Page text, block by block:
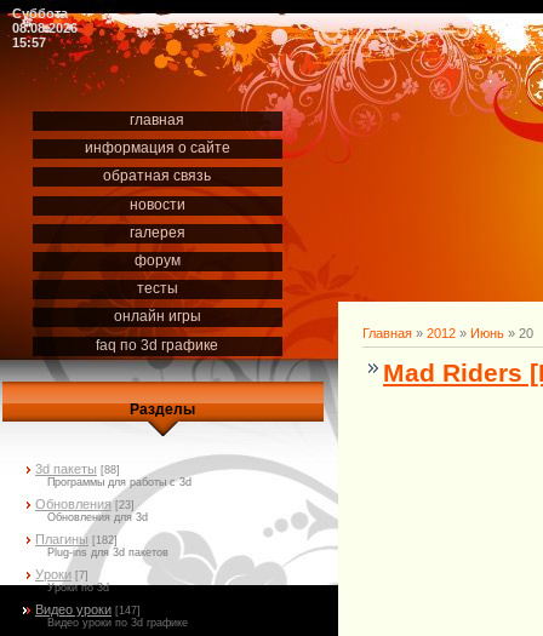
Суббота
08.08.2026
15:57
главная
информация о сайте
обратная связь
новости
галерея
форум
тесты
онлайн игры
faq по 3d графике
Разделы
3d пакеты [88]
Программы для работы с 3d
Обновления [23]
Обновления для 3d
Плагины [182]
Plug-ins для 3d пакетов
Уроки [7]
Уроки по 3d
Видео уроки [147]
Видео уроки по 3d графике
Главная » 2012 » Июнь » 20
Mad Riders